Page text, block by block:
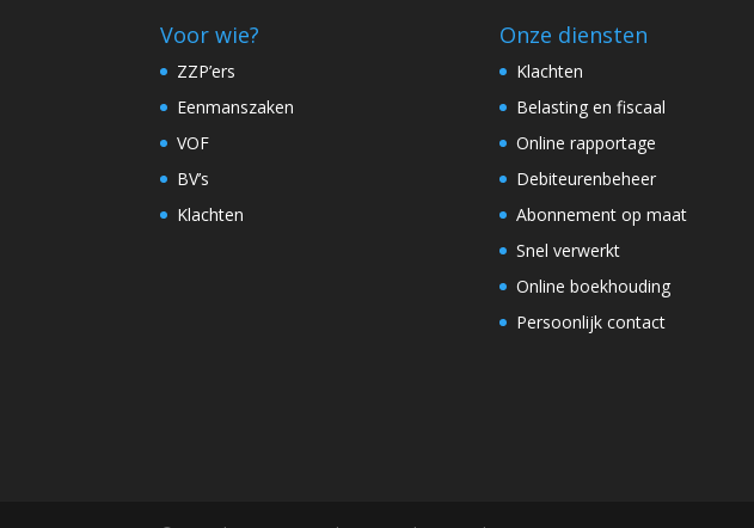
Voor wie?
ZZP’ers
Eenmanszaken
VOF
BV’s
Klachten
Onze diensten
Klachten
Belasting en fiscaal
Online rapportage
Debiteurenbeheer
Abonnement op maat
Snel verwerkt
Online boekhouding
Persoonlijk contact